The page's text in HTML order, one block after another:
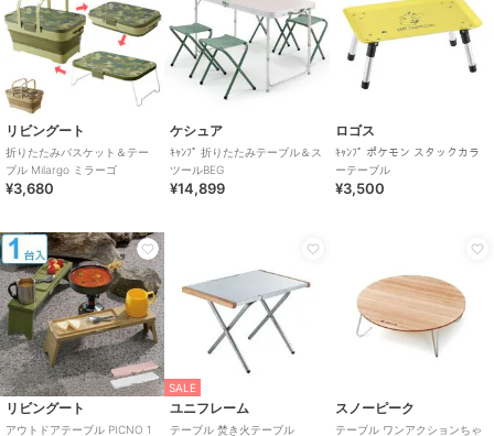
リビングート
折りたたみバスケット＆テー
ブル Milargo ミラーゴ
¥3,680
ケシュア
ｷｬﾝﾌﾟ 折りたたみテーブル＆ス
ツールBEG
¥14,899
ロゴス
ｷｬﾝﾌﾟ ポケモン スタックカラ
ーテーブル
¥3,500
リビングート
アウトドアテーブル PICNO 1
SALE
ユニフレーム
テーブル 焚き火テーブル
スノーピーク
テーブル ワンアクションちゃ